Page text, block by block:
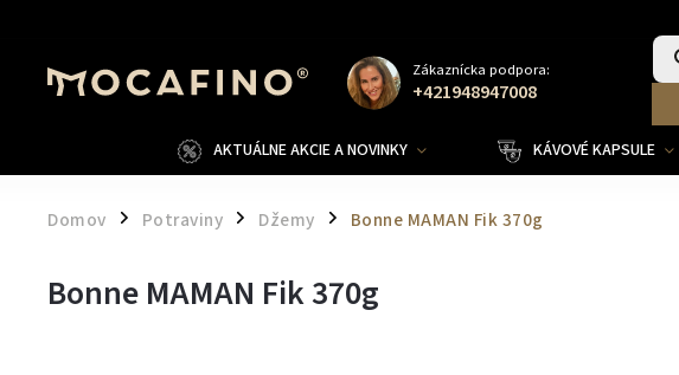
Zákaznícka podpora:
+421948947008
AKTUÁLNE AKCIE A NOVINKY KÁVOVÉ KAPSULE
Domov / Potraviny / Džemy / Bonne MAMAN Fik 370g
Bonne MAMAN Fik 370g